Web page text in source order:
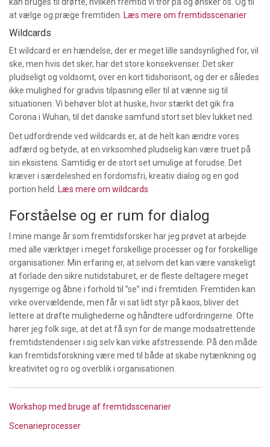
at vælge og præge fremtiden. Læs mere om fremtidsscenarier
Wildcards
Et wildcard er en hændelse, der er meget lille sandsynlighed for, vil
ske, men hvis det sker, har det store konsekvenser. Det sker
pludseligt og voldsomt, over en kort tidshorisont, og der er således
ikke mulighed for gradvis tilpasning eller til at vænne sig til
situationen. Vi behøver blot at huske, hvor stærkt det gik fra
Corona i Wuhan, til det danske samfund stort set blev lukket ned.
Det udfordrende ved wildcards er, at de helt kan ændre vores
adfærd og betyde, at en virksomhed pludselig kan være truet på
sin eksistens. Samtidig er de stort set umulige at forudse. Det
kræver i særdeleshed en fordomsfri, kreativ dialog og en god
portion held.
Læs mere om wildcards
Forståelse og er rum for dialog
I mine mange år som fremtidsforsker har jeg prøvet at arbejde
med alle værktøjer i meget forskellige processer og for forskellige
organisationer. Min erfaring er, at selvom det kan være vanskeligt
at forlade den sikre nutidstaburet, er de fleste deltagere meget
nysgerrige og åbne i forhold til ”se” ind i fremtiden. Fremtiden kan
virke overvældende, men får vi sat lidt styr på kaos, bliver det
lettere at drøfte mulighederne og håndtere udfordringerne. Ofte
hører jeg folk sige, at det at få syn for de mange modsatrettende
fremtidstendenser i sig selv kan virke afstressende. På den måde
kan fremtidsforskning være med til både at skabe nytænkning og
kreativitet og ro og overblik i organisationen.
Workshop med bruge af fremtidsscenarier
Scenarieprocesser